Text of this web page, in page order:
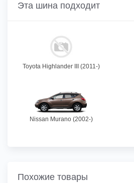
Эта шина подходит
Toyota Highlander III (2011-)
Nissan Murano (2002-)
Похожие товары